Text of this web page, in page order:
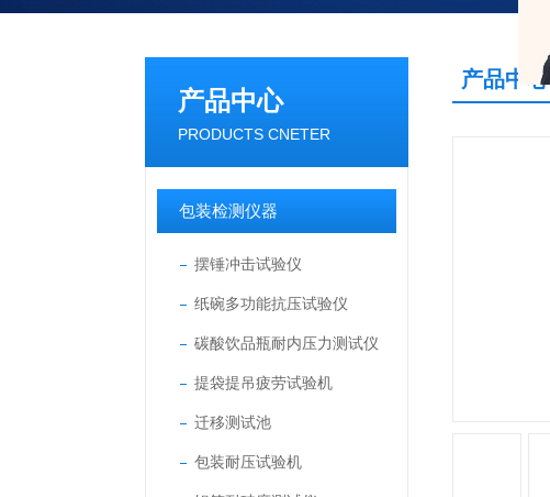
产品中心
PRODUCTS CNETER
包装检测仪器
摆锤冲击试验仪
纸碗多功能抗压试验仪
碳酸饮品瓶耐内压力测试仪
提袋提吊疲劳试验机
迁移测试池
包装耐压试验机
产品中心